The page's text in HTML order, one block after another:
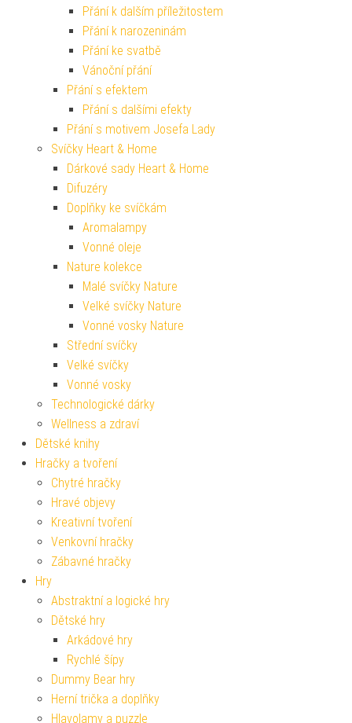
Přání k dalším příležitostem
Přání k narozeninám
Přání ke svatbě
Vánoční přání
Přání s efektem
Přání s dalšími efekty
Přání s motivem Josefa Lady
Svíčky Heart & Home
Dárkové sady Heart & Home
Difuzéry
Doplňky ke svíčkám
Aromalampy
Vonné oleje
Nature kolekce
Malé svíčky Nature
Velké svíčky Nature
Vonné vosky Nature
Střední svíčky
Velké svíčky
Vonné vosky
Technologické dárky
Wellness a zdraví
Dětské knihy
Hračky a tvoření
Chytré hračky
Hravé objevy
Kreativní tvoření
Venkovní hračky
Zábavné hračky
Hry
Abstraktní a logické hry
Dětské hry
Arkádové hry
Rychlé šípy
Dummy Bear hry
Herní trička a doplňky
Hlavolamy a puzzle